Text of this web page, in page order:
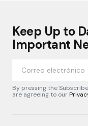
Keep Up to
Important
By pressing the
are agreeing to our